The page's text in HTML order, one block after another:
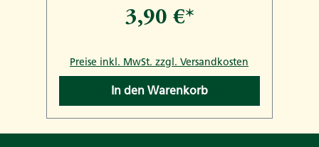
3,90 €*
Preise inkl. MwSt. zzgl. Versandkosten
In den Warenkorb